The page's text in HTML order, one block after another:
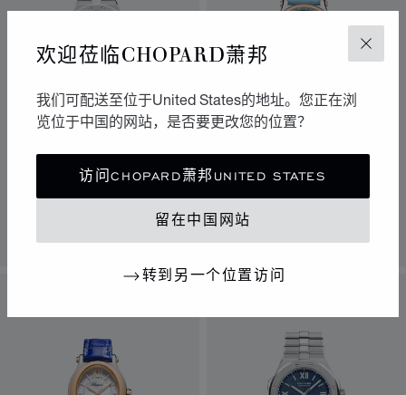
关闭
欢迎莅临CHOPARD萧邦
我们可配送至位于United States的地址。您正在浏
览位于中国的网站，是否要更改您的位置？
访问CHOPARD萧邦UNITED STATES
留在中国网站
转到另一个位置访问
ALPINE EAGLE 33
33毫米、自动上链机芯、LUCENT
STEEL™精钢
联系我们
33毫米、自动上链机芯、玫瑰金、
LUCENT STEEL™精钢、钻石
联系我们